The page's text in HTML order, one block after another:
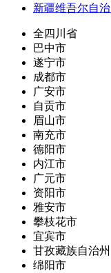
新疆维吾尔自
全四川省
巴中市
遂宁市
成都市
广安市
自贡市
眉山市
南充市
德阳市
内江市
广元市
资阳市
雅安市
攀枝花市
宜宾市
甘孜藏族自治州
绵阳市